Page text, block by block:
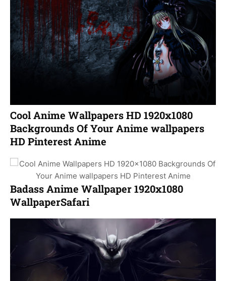
Cool Anime Wallpapers HD 1920x1080
Backgrounds Of Your Anime wallpapers
HD Pinterest Anime
Badass Anime Wallpaper 1920x1080
WallpaperSafari